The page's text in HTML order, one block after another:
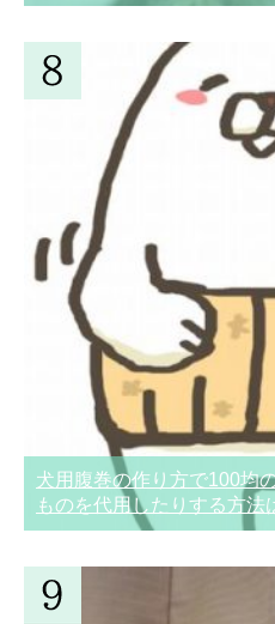
犬用腹巻の作り方で100均
ものを代用したりする方法